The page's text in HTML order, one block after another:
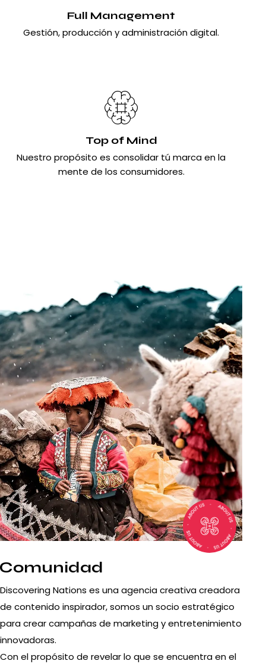
Full Management
Gestión, producción y administración digital.
Top of Mind
Nuestro propósito es consolidar tú marca en la
mente de los consumidores.
Comunidad
Discovering Nations es una agencia creativa creadora
de contenido inspirador, somos un socio estratégico
para crear campañas de marketing y entretenimiento
innovadoras.
Con el propósito de revelar lo que se encuentra en el